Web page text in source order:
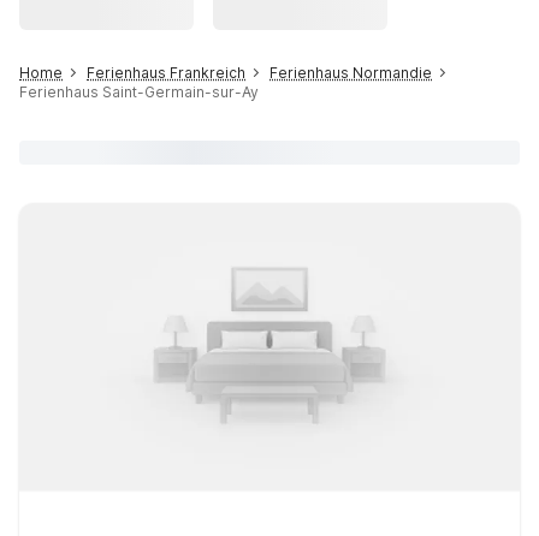
Home Ferienhaus Frankreich
Ferienhaus Normandie
Ferienhaus Saint-Germain-sur-Ay